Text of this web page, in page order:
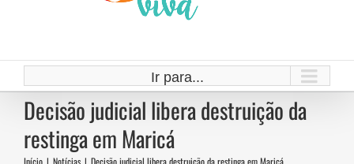
Ir para...
Decisão judicial libera destruição da
restinga em Maricá
Início | Notícias | Decisão judicial libera destruição da restinga em Maricá